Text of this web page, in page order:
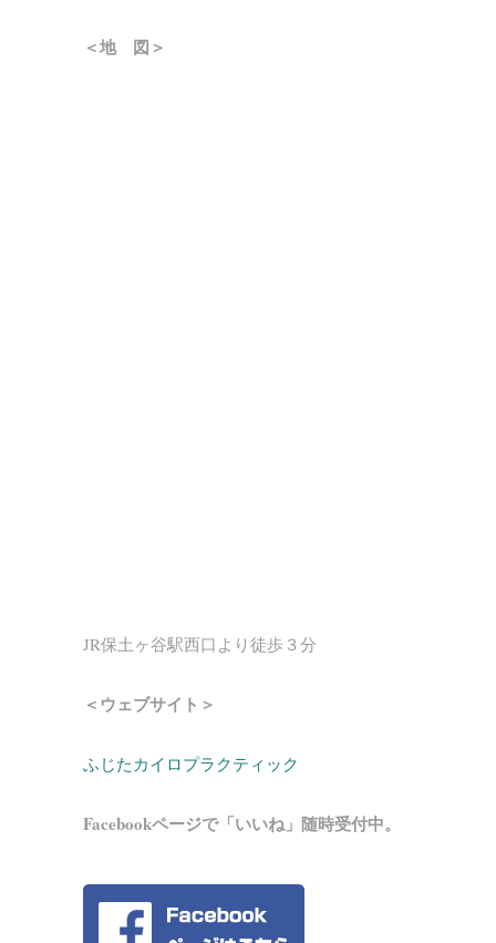
＜地 図＞
JR保土ヶ谷駅西口より徒歩３分
＜ウェブサイト＞
ふじたカイロプラクティック
Facebookページで「いいね」随時受付中。